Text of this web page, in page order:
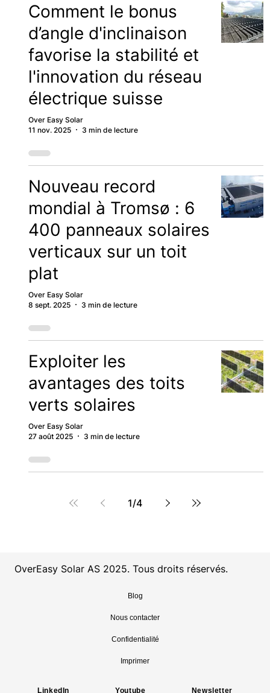
Comment le bonus
d’angle d'inclinaison
favorise la stabilité et
l'innovation du réseau
électrique suisse
Over Easy Solar
11 nov. 2025
3 min de lecture
Nouveau record
mondial à Tromsø : 6
400 panneaux solaires
verticaux sur un toit
plat
Over Easy Solar
8 sept. 2025
3 min de lecture
Exploiter les
avantages des toits
verts solaires
Over Easy Solar
27 août 2025
3 min de lecture
1/4
Blog
Nous contacter
Confidentialité
Imprimer
OverEasy Solar AS 2025. Tous droits réservés.
LinkedIn Youtube Newsletter